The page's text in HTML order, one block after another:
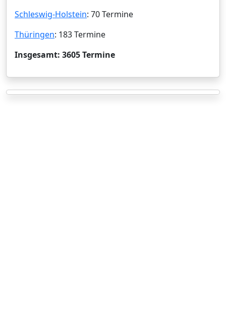
Schleswig-Holstein: 70 Termine
Thüringen: 183 Termine
Insgesamt: 3605 Termine